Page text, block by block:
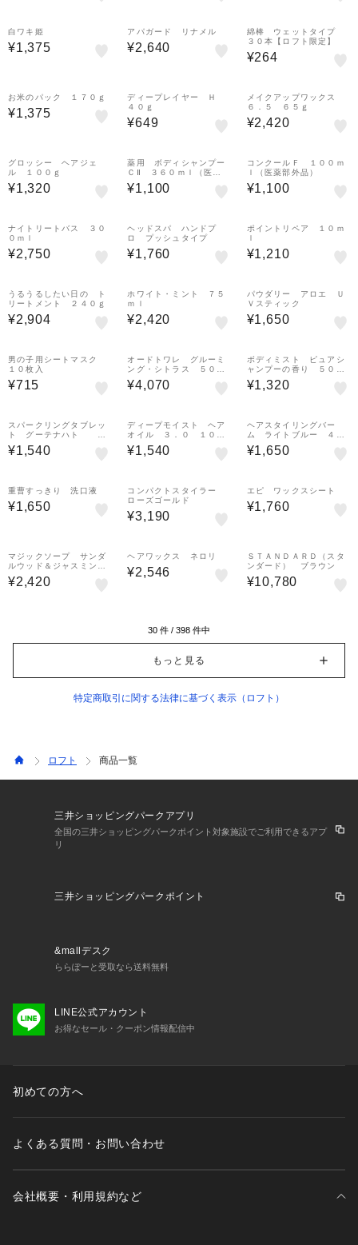
白ワキ姫
¥1,375
アパガード リナメル
¥2,640
綿棒 ウェットタイプ
３０本【ロフト限定】
¥264
お米のパック １７０ｇ
¥1,375
ディープレイヤー Ｈ
４０ｇ
¥649
メイクアップワックス
６．５ ６５ｇ
¥2,420
グロッシー ヘアジェ
ル １００ｇ
¥1,320
薬用 ボディシャンプー
ＣⅡ ３６０ｍｌ（医薬
部外品）
¥1,100
コンクールＦ １００ｍ
ｌ（医薬部外品）
¥1,100
ナイトリートバス ３０
０ｍｌ
¥2,750
ヘッドスパ ハンドプ
ロ プッシュタイプ
¥1,760
ポイントリペア １０ｍ
ｌ
¥1,210
うるうるしたい日の ト
リートメント ２４０ｇ
¥2,904
ホワイト・ミント ７５
ｍｌ
¥2,420
パウダリー アロエ Ｕ
Ｖスティック
¥1,650
男の子用シートマスク
１０枚入
¥715
オードトワレ グルーミ
ング・シトラス ５０ｍ
ｌ
¥4,070
ボディミスト ピュアシ
ャンプーの香り ５０ｍ
ｌ
¥1,320
スパークリングタブレッ
ト グーテナハト ホ
ップ＆バレリアンの香
り ５０ｇ×６錠入
¥1,540
ディープモイスト ヘア
オイル ３．０ １００
ｍＬ
¥1,540
ヘアスタイリングバー
ム ライトブルー ４０
ｇ
¥1,650
重曹すっきり 洗口液
¥1,650
コンパクトスタイラー
ローズゴールド
¥3,190
エピ ワックスシート
¥1,760
マジックソープ サンダ
ルウッド＆ジャスミン
４７３ｍｌ
¥2,420
ヘアワックス ネロリ
¥2,546
ＳＴＡＮＤＡＲＤ（スタ
ンダード） ブラウン
¥10,780
30 件 / 398 件中
もっと見る
特定商取引に関する法律に基づく表示（ロフト）
ロフト 商品一覧
三井ショッピングパークアプリ
全国の三井ショッピングパークポイント対象施設でご利用できるアプ
リ
三井ショッピングパークポイント
&mallデスク
ららぽーと受取なら送料無料
LINE公式アカウント
お得なセール・クーポン情報配信中
初めての方へ
よくある質問・お問い合わせ
会社概要・利用規約など